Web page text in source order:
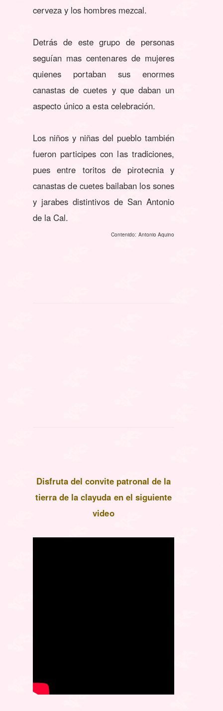
cerveza y los hombres mezcal.
Detrás de este grupo de personas
seguían mas centenares de mujeres
quienes portaban sus enormes
canastas de cuetes y que daban un
aspecto único a esta celebración.
Los niños y niñas del pueblo también
fueron participes con las tradiciones,
pues entre toritos de pirotecnia y
canastas de cuetes bailaban los sones
y jarabes distintivos de San Antonio
de la Cal.
Contenido: Antonio Aquino
Disfruta del convite patronal de la
tierra de la clayuda en el siguiente
video